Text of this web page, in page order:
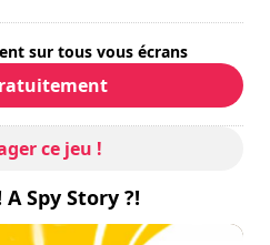
sur tous vous écrans
ce jeu !
Spy Story ?!